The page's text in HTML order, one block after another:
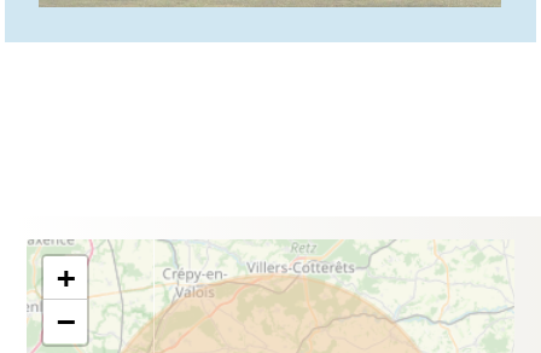
Mary sur Marne
Puisieux
Lizy sur Ourcq
Vendrest
Armentières en Brie
Tancrou
Crouy sur Ourcq
Jaignes